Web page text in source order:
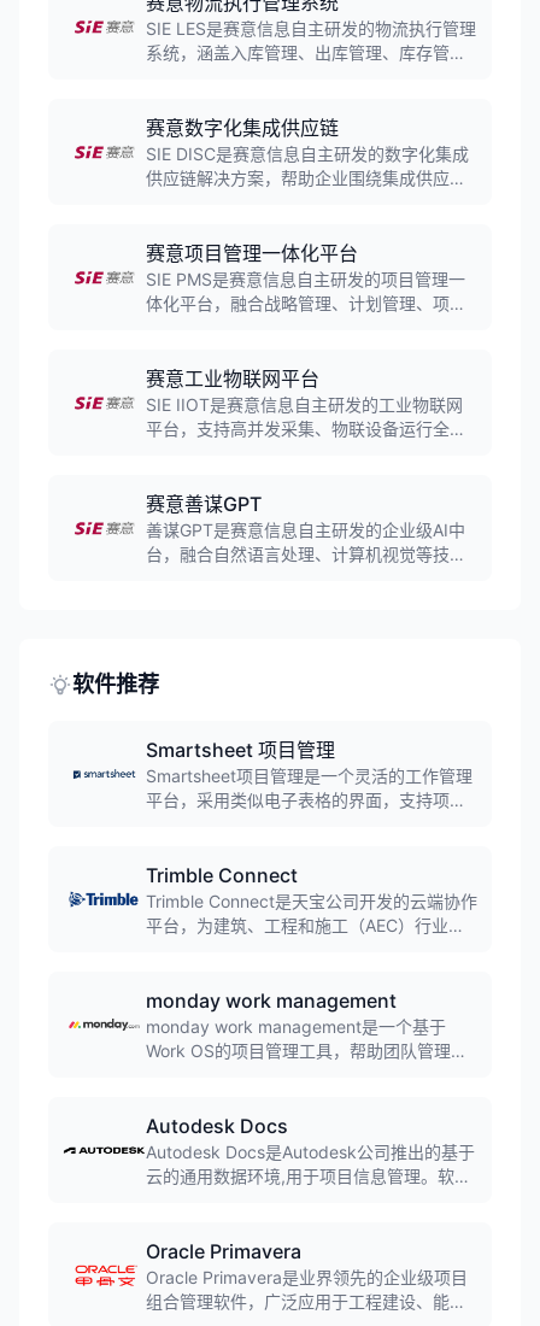
力。
SIE LES是赛意信息自主研发的物流执行管理
系统，涵盖入库管理、出库管理、库存管
储物流的精细化管理，提升物流运作效率。
赛意数字化集成供应链
SIE DISC是赛意信息自主研发的数字化集成
供应链解决方案，帮助企业围绕集成供应、
商协同、供应链运营等核心场景提供解决方
案。
赛意项目管理一体化平台
SIE PMS是赛意信息自主研发的项目管理一
体化平台，融合战略管理、计划管理、项目
成本、提效益的精细化管理。
赛意工业物联网平台
SIE IIOT是赛意信息自主研发的工业物联网
平台，支持高并发采集、物联设备运行全态
自建物联网基础设施即可接入各种主流协议
设备。
赛意善谋GPT
善谋GPT是赛意信息自主研发的企业级AI中
台，融合自然语言处理、计算机视觉等技
软件推荐
Smartsheet 项目管理
Smartsheet项目管理是一个灵活的工作管理
平台，采用类似电子表格的界面，支持项目
量。
Trimble Connect
Trimble Connect是天宝公司开发的云端协作
平台，为建筑、工程和施工（AEC）行业提
据，实现设计、施工、运营全生命周期的信
息共享与协同工作，帮助项目团队提高效
率、降低成本、缩短工期。
monday work management
monday work management是一个基于
Work OS的项目管理工具，帮助团队管理任
使用。
Autodesk Docs
Autodesk Docs是Autodesk公司推出的基于
云的通用数据环境,用于项目信息管理。软件
用于建筑设计和工程管理领域。
Oracle Primavera
Oracle Primavera是业界领先的企业级项目
组合管理软件，广泛应用于工程建设、能